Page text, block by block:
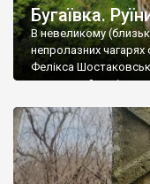
Бугаївка.
В невеликому
непролазних чагарях
Фелікса
радянський період у
століття тут
палацу виїхала